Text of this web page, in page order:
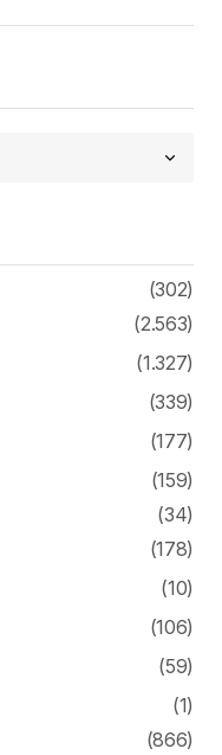
(302)
(2.563)
(1.327)
(339)
(177)
(159)
(34)
(178)
(10)
(106)
(59)
(1)
(866)